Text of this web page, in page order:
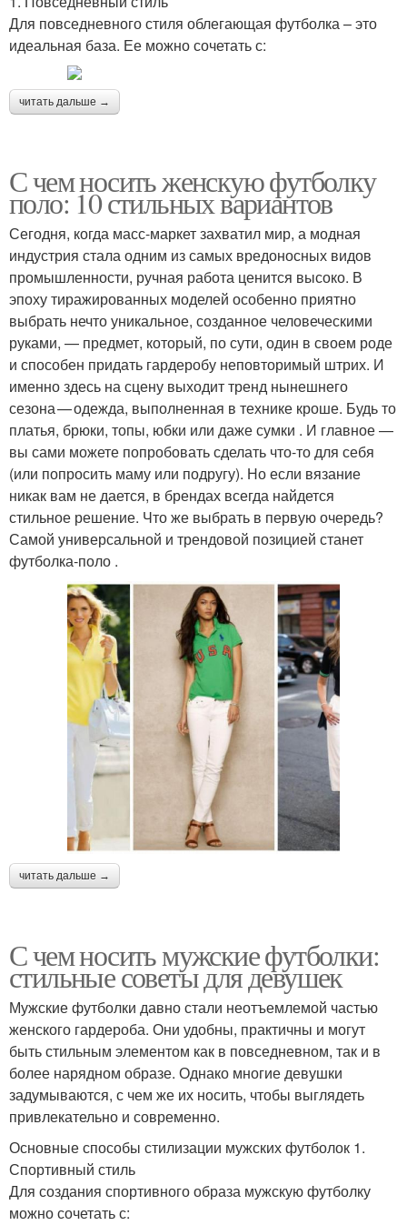
Для повседневного стиля облегающая футболка – это
идеальная база. Ее можно сочетать с:
читать дальше →
С чем носить женскую футболку
поло: 10 стильных вариантов
Сегодня, когда масс-маркет захватил мир, а модная
индустрия стала одним из самых вредоносных видов
промышленности, ручная работа ценится высоко. В
эпоху тиражированных моделей особенно приятно
выбрать нечто уникальное, созданное человеческими
руками, — предмет, который, по сути, один в своем роде
и способен придать гардеробу неповторимый штрих. И
именно здесь на сцену выходит тренд нынешнего
сезона — одежда, выполненная в технике кроше. Будь то
платья, брюки, топы, юбки или даже сумки . И главное —
вы сами можете попробовать сделать что-то для себя
(или попросить маму или подругу). Но если вязание
никак вам не дается, в брендах всегда найдется
стильное решение. Что же выбрать в первую очередь?
Самой универсальной и трендовой позицией станет
футболка‑поло .
читать дальше →
С чем носить мужские футболки:
стильные советы для девушек
Мужские футболки давно стали неотъемлемой частью
женского гардероба. Они удобны, практичны и могут
быть стильным элементом как в повседневном, так и в
более нарядном образе. Однако многие девушки
задумываются, с чем же их носить, чтобы выглядеть
привлекательно и современно.
Основные способы стилизации мужских футболок 1.
Спортивный стиль
Для создания спортивного образа мужскую футболку
можно сочетать с: